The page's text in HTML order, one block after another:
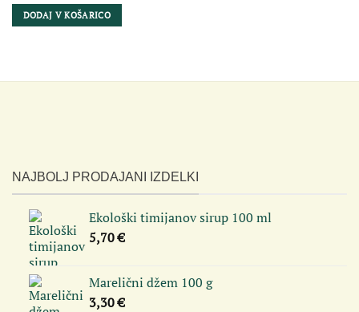
DODAJ V KOŠARICO
NAJBOLJ PRODAJANI IZDELKI
Ekološki timijanov sirup 100 ml
5,70€
Marelični džem 100 g
3,30€